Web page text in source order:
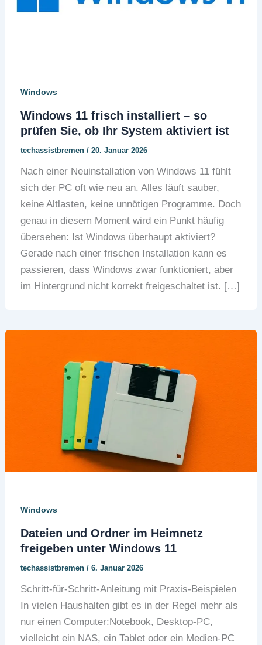
Windows
Windows 11 frisch installiert – so
prüfen Sie, ob Ihr System aktiviert ist
techassistbremen / 20. Januar 2026
Nach einer Neuinstallation von Windows 11 fühlt
sich der PC oft wie neu an. Alles läuft sauber,
keine Altlasten, keine unnötigen Programme. Doch
genau in diesem Moment wird ein Punkt häufig
übersehen: Ist Windows überhaupt aktiviert?
Gerade nach einer frischen Installation kann es
passieren, dass Windows zwar funktioniert, aber
im Hintergrund nicht korrekt freigeschaltet ist. […]
Windows
Dateien und Ordner im Heimnetz
freigeben unter Windows 11
techassistbremen / 6. Januar 2026
Schritt-für-Schritt-Anleitung mit Praxis-Beispielen
In vielen Haushalten gibt es in der Regel mehr als
nur einen Computer:Notebook, Desktop-PC,
vielleicht ein NAS, ein Tablet oder ein Medien-PC